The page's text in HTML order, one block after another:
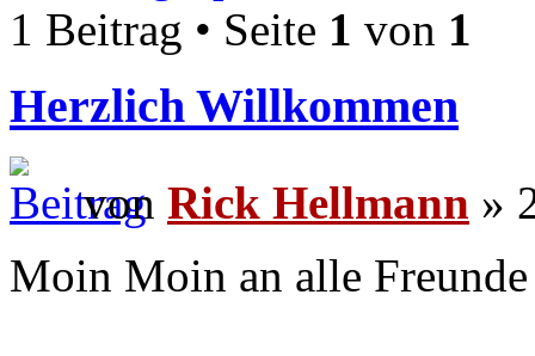
1 Beitrag • Seite 1 von 1
Herzlich Willkommen
von Rick Hellmann »
Moin Moin an alle